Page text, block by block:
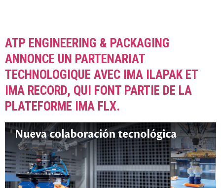
ATP ENGINEERING & PACKAGING
ANNONCE UN PARTENARIAT
TECHNOLOGIQUE AVEC IMA ILAPAK ET
IMA RECORD, QUI FONT PARTIE DE LA
PLATEFORME IMA FLX.